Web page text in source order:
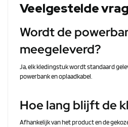
Veelgestelde
Wordt de
meegeleverd?
Ja, elk kledingstuk wordt standaard
powerbank en oplaadkabel.
Hoe lang blijft de
Afhankelijk van het product en de